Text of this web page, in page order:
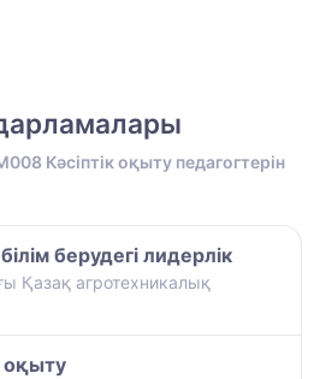
Кәсіптік оқыту педагогтерін
берудегі лидерлік
Қазақ агротехникалық
оқыту